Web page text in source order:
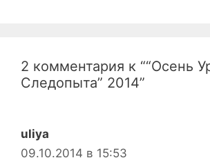
2 комментария к ““Осень
Следопыта” 2014”
uliya
09.10.2014 в 15:53